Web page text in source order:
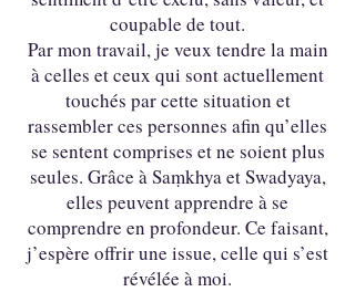
coupable de tout.
Par mon travail, je veux tendre la main
à celles et ceux qui sont actuellement
touchés par cette situation et
rassembler ces personnes afin qu’elles
se sentent comprises et ne soient plus
seules. Grâce à Saṃkhya et Swadyaya,
elles peuvent apprendre à se
comprendre en profondeur. Ce faisant,
j’espère offrir une issue, celle qui s’est
révélée à moi.